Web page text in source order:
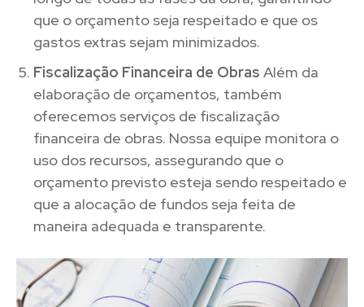
que o orçamento seja respeitado e que os
gastos extras sejam minimizados.
Fiscalização Financeira de Obras Além da
elaboração de orçamentos, também
oferecemos serviços de fiscalização
financeira de obras. Nossa equipe monitora o
uso dos recursos, assegurando que o
orçamento previsto esteja sendo respeitado e
que a alocação de fundos seja feita de
maneira adequada e transparente.